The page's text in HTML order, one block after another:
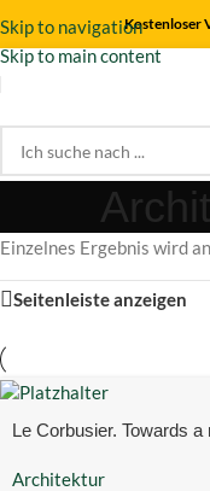
Skip to navigation
Skip to main content
Kostenloser
Einzelnes Ergebnis wird
Seitenleiste anzeigen
Le Corbusier. Towards
Architektur